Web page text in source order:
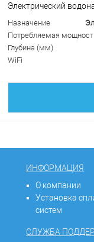
Электрический
Назначение
Потребляемая
Глубина (мм)
WiFi
ИНФОРМАЦИЯ
О компании
Установка
систем
СЛУЖБА